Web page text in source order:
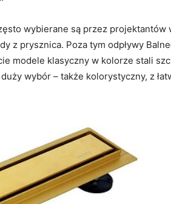
wybierane są przez projektantów
z prysznica. Poza tym odpływy
modele klasyczny w kolorze stali
wybór – także kolorystyczny, z